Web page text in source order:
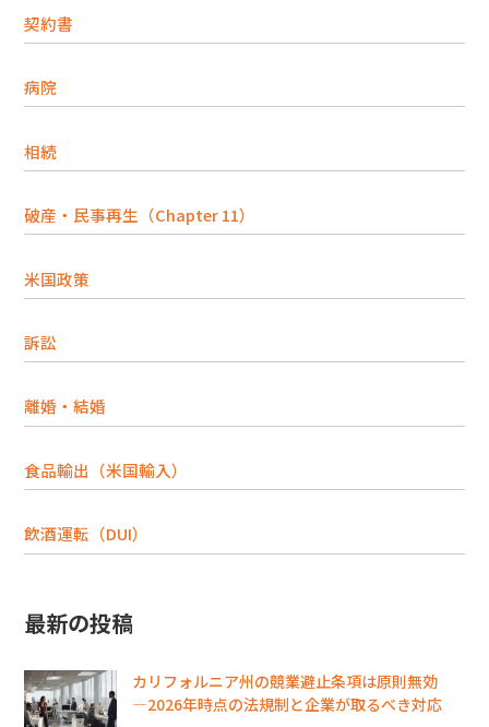
契約書
病院
相続
破産・民事再生（Chapter 11）
米国政策
訴訟
離婚・結婚
食品輸出（米国輸入）
飲酒運転（DUI）
最新の投稿
カリフォルニア州の競業避止条項は原則無効
―2026年時点の法規制と企業が取るべき対応